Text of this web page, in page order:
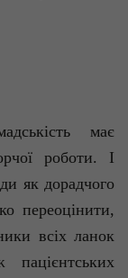
має
роботи. І
як дорадчого
переоцінити,
всіх ланок